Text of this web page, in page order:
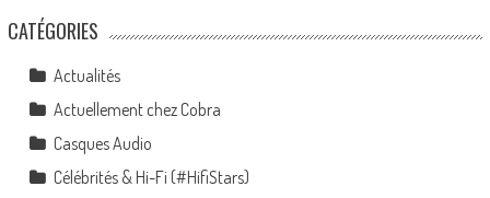
CATÉGORIES
Actualités
Actuellement chez Cobra
Casques Audio
Célébrités & Hi-Fi (#HifiStars)